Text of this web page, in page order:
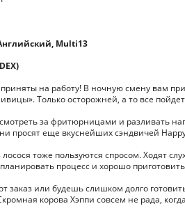
Multi13
на работу! В ночную смену вам
Только осторожней, а то все
за фритюрницами и разливать
просят еще вкуснейших сэндвичей
тоже пользуются спросом. Ходят
процесс и хорошо
заказ или будешь слишком долго
корова Хэппи совсем не рада,